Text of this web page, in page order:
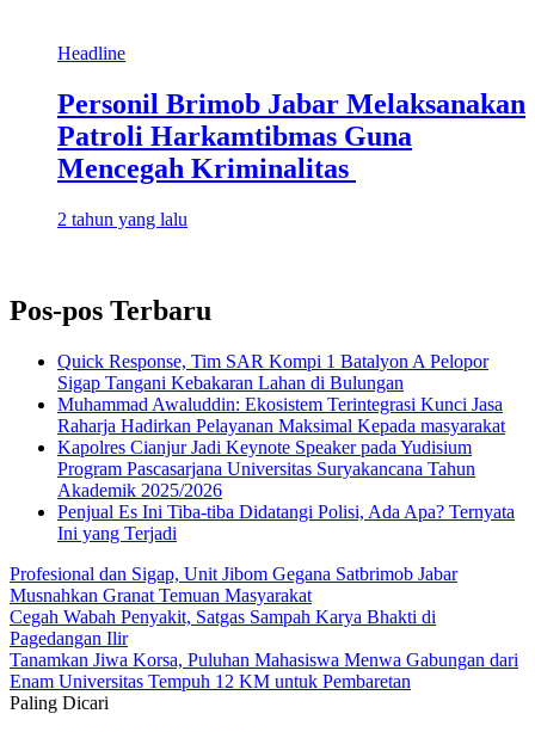
Headline
Personil Brimob Jabar Melaksanakan
Patroli Harkamtibmas Guna
Mencegah Kriminalitas
2 tahun yang lalu
Pos-pos Terbaru
Quick Response, Tim SAR Kompi 1 Batalyon A Pelopor
Sigap Tangani Kebakaran Lahan di Bulungan
Muhammad Awaluddin: Ekosistem Terintegrasi Kunci Jasa
Raharja Hadirkan Pelayanan Maksimal Kepada masyarakat
Kapolres Cianjur Jadi Keynote Speaker pada Yudisium
Program Pascasarjana Universitas Suryakancana Tahun
Akademik 2025/2026
Penjual Es Ini Tiba-tiba Didatangi Polisi, Ada Apa? Ternyata
Ini yang Terjadi
Profesional dan Sigap, Unit Jibom Gegana Satbrimob Jabar
Musnahkan Granat Temuan Masyarakat
Cegah Wabah Penyakit, Satgas Sampah Karya Bhakti di
Pagedangan Ilir
Tanamkan Jiwa Korsa, Puluhan Mahasiswa Menwa Gabungan dari
Enam Universitas Tempuh 12 KM untuk Pembaretan
Paling Dicari